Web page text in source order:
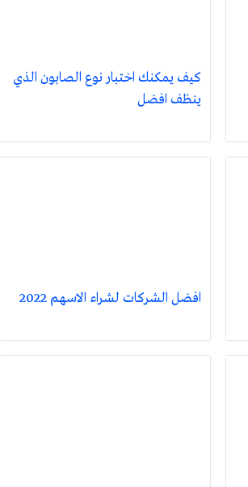
كيف يمكنك اختبار نوع الصابون الذي
ينظف افضل
افضل الشركات لشراء الاسهم 2022